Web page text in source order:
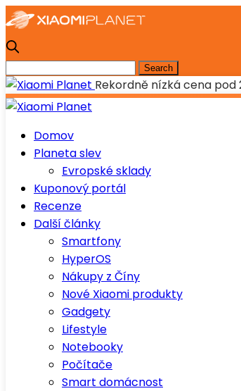
Rekordně nízká cena pod
Domov
Planeta slev
Evropské sklady
Kuponový portál
Recenze
Další články
Smartfony
HyperOS
Nákupy z Číny
Nové Xiaomi produkty
Gadgety
Lifestyle
Notebooky
Počítače
Smart domácnost